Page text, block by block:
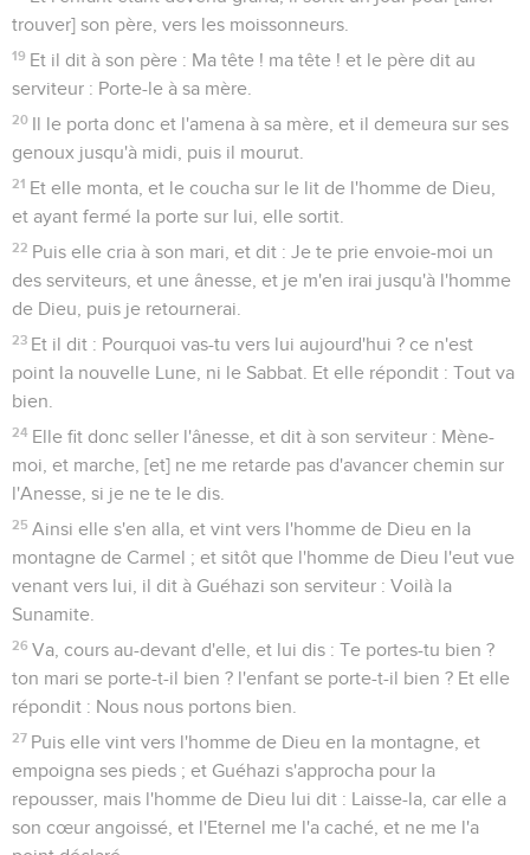
trouver] son père, vers les moissonneurs.
19 Et il dit à son père : Ma tête ! ma tête ! et le père dit au
serviteur : Porte-le à sa mère.
20 Il le porta donc et l'amena à sa mère, et il demeura sur ses
genoux jusqu'à midi, puis il mourut.
21 Et elle monta, et le coucha sur le lit de l'homme de Dieu,
et ayant fermé la porte sur lui, elle sortit.
22 Puis elle cria à son mari, et dit : Je te prie envoie-moi un
des serviteurs, et une ânesse, et je m'en irai jusqu'à l'homme
de Dieu, puis je retournerai.
23 Et il dit : Pourquoi vas-tu vers lui aujourd'hui ? ce n'est
point la nouvelle Lune, ni le Sabbat. Et elle répondit : Tout va
bien.
24 Elle fit donc seller l'ânesse, et dit à son serviteur : Mène-
moi, et marche, [et] ne me retarde pas d'avancer chemin sur
l'Anesse, si je ne te le dis.
25 Ainsi elle s'en alla, et vint vers l'homme de Dieu en la
montagne de Carmel ; et sitôt que l'homme de Dieu l'eut vue
venant vers lui, il dit à Guéhazi son serviteur : Voilà la
Sunamite.
26 Va, cours au-devant d'elle, et lui dis : Te portes-tu bien ?
ton mari se porte-t-il bien ? l'enfant se porte-t-il bien ? Et elle
répondit : Nous nous portons bien.
27 Puis elle vint vers l'homme de Dieu en la montagne, et
empoigna ses pieds ; et Guéhazi s'approcha pour la
repousser, mais l'homme de Dieu lui dit : Laisse-la, car elle a
son cœur angoissé, et l'Eternel me l'a caché, et ne me l'a